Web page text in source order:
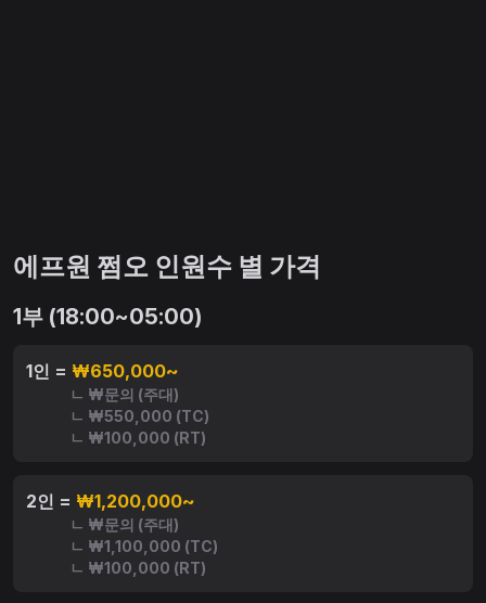
에프원 쩜오 인원수 별 가격
1부 (18:00~05:00)
1인 = ₩650,000~
ㄴ ₩문의 (주대)
ㄴ ₩550,000 (TC)
ㄴ ₩100,000 (RT)
2인 = ₩1,200,000~
ㄴ ₩문의 (주대)
ㄴ ₩1,100,000 (TC)
ㄴ ₩100,000 (RT)